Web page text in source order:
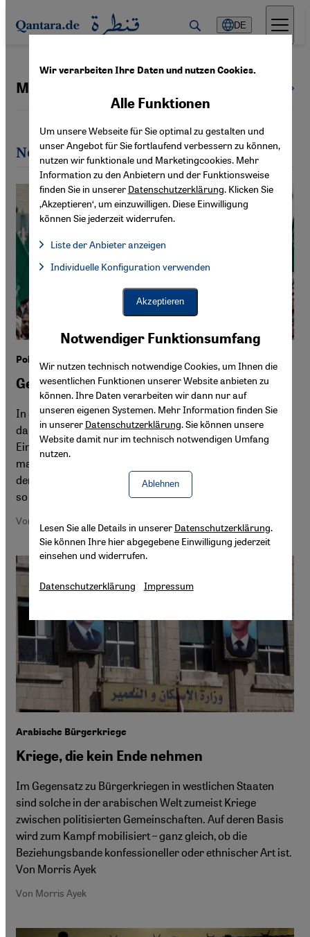
Direkt zum Inhalt springen
DE
Morris Ayek
Neueste Artikel von Morris Ayek
Politik und Religion im Islam
Getrennte oder vereinte Welten?
In der islamischen Welt gibt es eine heftige Debatte
darüber, ob religiöse und politische Sphäre im Islam eine
Einheit bilden. Um diese Frage zu beantworten, müsse
man erst die Begriffe „Religion“ und „Staat“ klären, meint
der syrische Publizist Morris Ayek in seinem Essay. Nur
so ließen sich Missverständnisse vermeiden.
Von Morris Ayek
Arabische Bürgerkriege
Kriege, die kein Ende nehmen
Im Gegensatz zu Bürgerkriegen in westlichen Staaten
sind solche in der arabischen Welt zumeist Kriege
zwischen politisierten Gemeinschaften. Auf deren Basis
wird zum Kampf mobilisiert – ganz gleich, ob die
Beziehungsbande konfessioneller oder ethnischer Art ist.
Von Morris Ayek
Von Morris Ayek
Wir verarbeiten Ihre Daten und nutzen Cookies.
Notwendiger Funktionsumfang
Wir nutzen technisch notwendige Cookies, um Ihnen die
wesentlichen Funktionen unserer Website anbieten zu
können. Ihre Daten verarbeiten wir dann nur auf
unseren eigenen Systemen. Mehr Information finden Sie
in unserer Datenschutzerklärung. Sie können unsere
Website damit nur im technisch notwendigen Umfang
nutzen.
Ablehnen
Alle Funktionen
Um unsere Webseite für Sie optimal zu gestalten und
unser Angebot für Sie fortlaufend verbessern zu können,
nutzen wir funktionale und Marketingcookies. Mehr
Information zu den Anbietern und der Funktionsweise
finden Sie in unserer Datenschutzerklärung. Klicken Sie
‚Akzeptieren‘, um einzuwilligen. Diese Einwilligung
können Sie jederzeit widerrufen.
Liste der Anbieter anzeigen
Facebook Embed / Facebook Connect, Google Maps Embed,
Facebook Embed / Facebook Connect
Google Maps Embed
Individuelle Konfiguration verwenden
Akzeptieren
Lesen Sie alle Details in unserer Datenschutzerklärung.
Sie können Ihre hier abgegebene Einwilligung jederzeit
einsehen und widerrufen.
Datenschutzerklärung Impressum